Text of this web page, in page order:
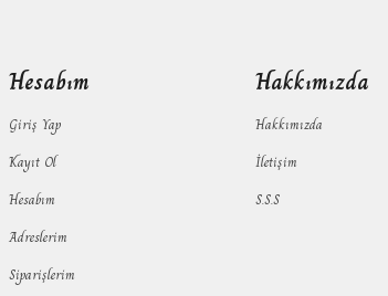
Hesabım
Giriş Yap
Kayıt Ol
Hesabım
Adreslerim
Siparişlerim
Hakkımızda
Hakkımızda
İletişim
S.S.S